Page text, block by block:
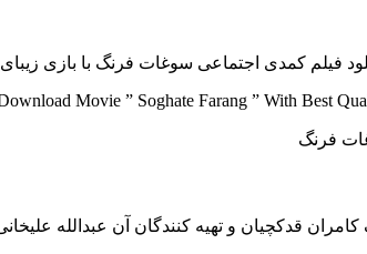
فیلم کمدی اجتماعی سوغات فرنگ با بازی زیبای
Movie ” Soghate Farang ” With Best
قدکچیان و تهیه کنندگان آن عبدالله